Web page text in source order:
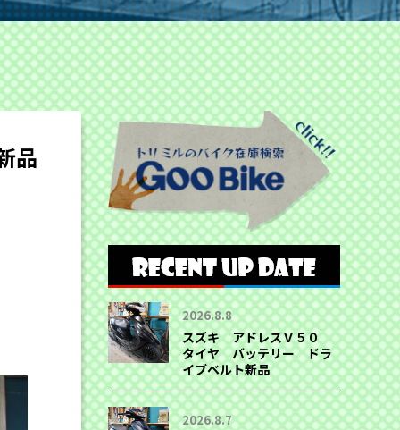
品
2026.8.8
スズキ アドレスＶ５０
タイヤ バッテリー ドラ
イブベルト新品
2026.8.7